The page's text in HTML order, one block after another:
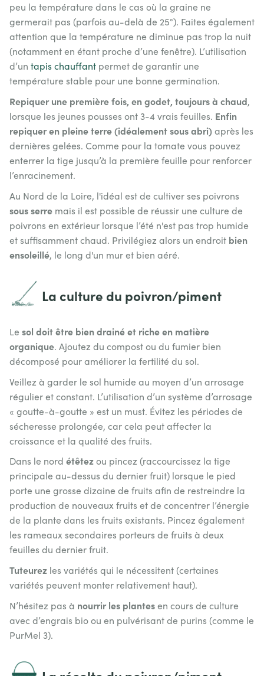
peu la température dans le cas où la graine ne
germerait pas (parfois au-delà de 25°). Faites également
attention que la température ne diminue pas trop la nuit
(notamment en étant proche d’une fenêtre). L’utilisation
d’un tapis chauffant permet de garantir une
température stable pour une bonne germination.
Repiquer une première fois, en godet, toujours à chaud,
lorsque les jeunes pousses ont 3-4 vrais feuilles. Enfin
repiquer en pleine terre (idéalement sous abri) après les
dernières gelées. Comme pour la tomate vous pouvez
enterrer la tige jusqu’à la première feuille pour renforcer
l’enracinement.
Au Nord de la Loire, l'idéal est de cultiver ses poivrons
sous serre mais il est possible de réussir une culture de
poivrons en extérieur lorsque l’été n'est pas trop humide
et suffisamment chaud. Privilégiez alors un endroit bien
ensoleillé, le long d'un mur et bien aéré.
La culture du poivron/piment
Le sol doit être bien drainé et riche en matière
organique. Ajoutez du compost ou du fumier bien
décomposé pour améliorer la fertilité du sol.
Veillez à garder le sol humide au moyen d’un arrosage
régulier et constant. L’utilisation d’un système d’arrosage
« goutte-à-goutte » est un must. Évitez les périodes de
sécheresse prolongée, car cela peut affecter la
croissance et la qualité des fruits.
Dans le nord étêtezou pincez (raccourcissez la tige
principale au-dessus du dernier fruit) lorsque le pied
porte une grosse dizaine de fruits afin de restreindre la
production de nouveaux fruits et de concentrer l’énergie
de la plante dans les fruits existants. Pincez également
les rameaux secondaires porteurs de fruits à deux
feuilles du dernier fruit.
Tuteurez les variétés qui le nécessitent (certaines
variétés peuvent monter relativement haut).
N’hésitez pas à nourrir les plantesen cours de culture
avec d’engrais bio ou en pulvérisant de purins (comme le
PurMel 3).